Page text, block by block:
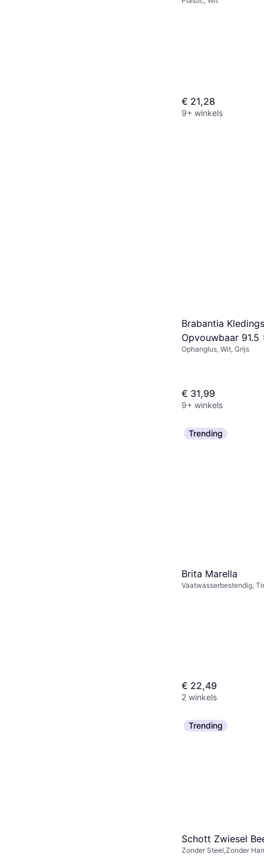
€ 21,28
9+ winkels
Brabantia
Opvouwbaar 91.5
Grijs
Ophanglus, Wit, Grijs
€ 31,99
9+ winkels
Trending
Brita Marella
Vaatwasserbestendig,
€ 22,49
2 winkels
Trending
Schott Zwiesel
Zonder Steel,Zonder